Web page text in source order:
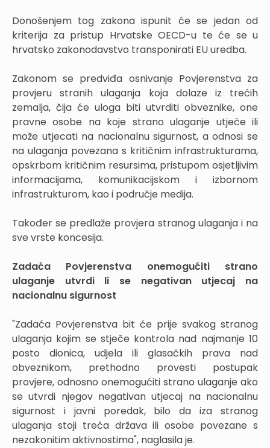
Donošenjem tog zakona ispunit će se jedan od
kriterija za pristup Hrvatske OECD-u te će se u
hrvatsko zakonodavstvo transponirati EU uredba.
Zakonom se predviđa osnivanje Povjerenstva za
provjeru stranih ulaganja koja dolaze iz trećih
zemalja, čija će uloga biti utvrditi obveznike, one
pravne osobe na koje strano ulaganje utječe ili
može utjecati na nacionalnu sigurnost, a odnosi se
na ulaganja povezana s kritičnim infrastrukturama,
opskrbom kritičnim resursima, pristupom osjetljivim
informacijama, komunikacijskom i izbornom
infrastrukturom, kao i područje medija.
Također se predlaže provjera stranog ulaganja i na
sve vrste koncesija.
Zadaća Povjerenstva onemogućiti strano
ulaganje utvrdi li se negativan utjecaj na
nacionalnu sigurnost
"Zadaća Povjerenstva bit će prije svakog stranog
ulaganja kojim se stječe kontrola nad najmanje 10
posto dionica, udjela ili glasačkih prava nad
obveznikom, prethodno provesti postupak
provjere, odnosno onemogućiti strano ulaganje ako
se utvrdi njegov negativan utjecaj na nacionalnu
sigurnost i javni poredak, bilo da iza stranog
ulaganja stoji treća država ili osobe povezane s
nezakonitim aktivnostima", naglasila je.